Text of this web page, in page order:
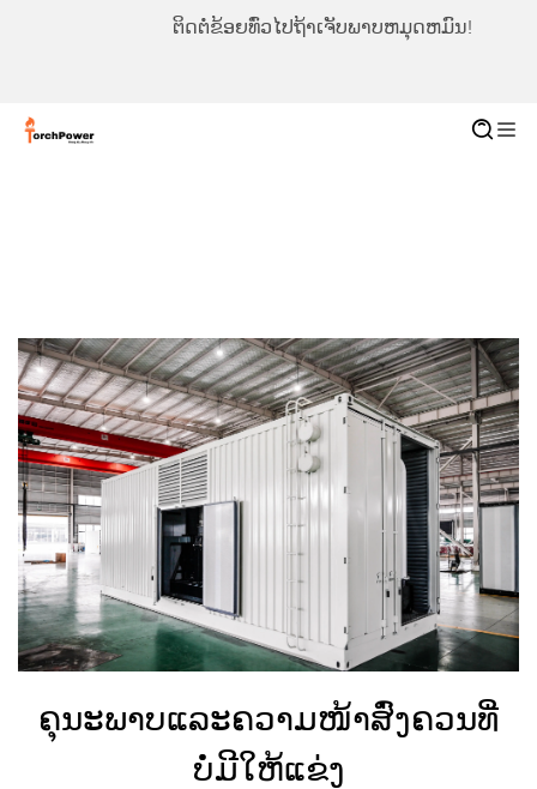
ຕິດຕໍ່ຂ້ອຍທົ່ວໄປຖ້າເຈັບພາບຫມຸດຫມົນ!
ຄຸນະພາບແລະຄວາມໜ້າສົ່ງຄວນທີ່
ບໍ່ມີໃຫ້ແຂ່ງ